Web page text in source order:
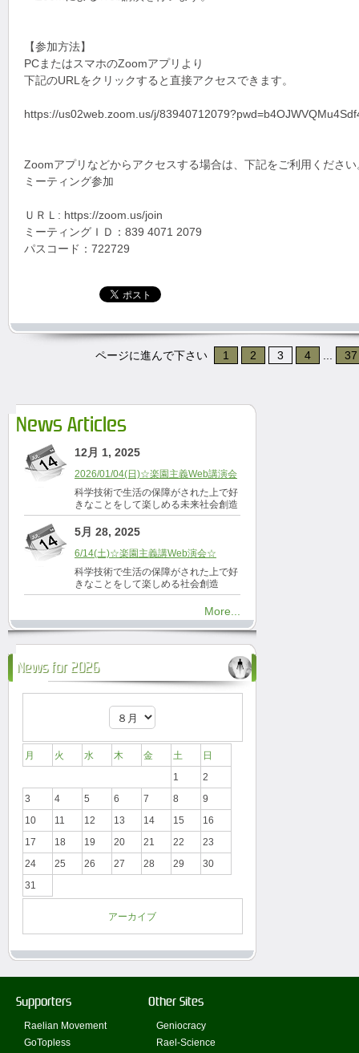
【参加方法】
PCまたはスマホのZoomアプリより
下記のURLをクリックすると直接アクセスできます。
https://us02web.zoom.us/j/
Zoomアプリなどからアクセスする場合は、下記をご利用ください
ミーティング参加
ＵＲＬ: https://zoom.us/join
ミーティングＩＤ：839 4071 2079
パスコード：722729
ページに進んで下さい 1 2 3 4 37
News Articles
12月 1, 2025
2026/01/04(日)☆楽園主義Web講演会
科学技術で生活の保障がされた上で好
きなことをして楽しめる未来社会創造
5月 28, 2025
6/14(土)☆楽園主義講Web演会☆
科学技術で生活の保障がされた上で好
きなことをして楽しめる社会創造
More...
News for 2026
月 火 水 木 金 土
日
1
2
3
4 5 6 7 8
9
10
11 12 13 14 15
16
17
18 19 20 21 22
23
24
25 26 27 28 29
30
31
アーカイブ
Supporters
Raelian Movement
GoTopless
Other Sites
Geniocracy
Rael-Science